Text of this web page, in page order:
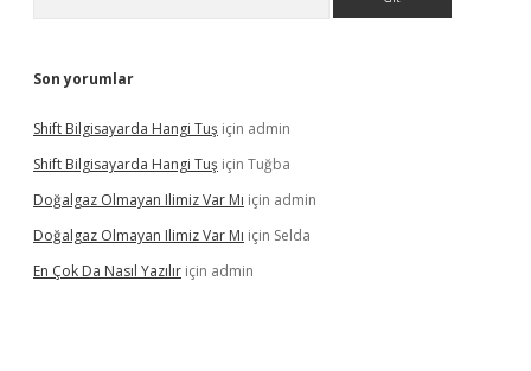
Son yorumlar
Shift Bilgisayarda Hangi Tuş için admin
Shift Bilgisayarda Hangi Tuş için Tuğba
Doğalgaz Olmayan Ilimiz Var Mı için admin
Doğalgaz Olmayan Ilimiz Var Mı için Selda
En Çok Da Nasıl Yazılır için admin